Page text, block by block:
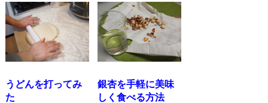
うどんを打ってみ
た
銀杏を手軽に美味
しく食べる方法